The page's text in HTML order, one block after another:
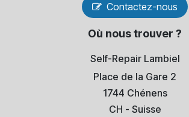
Contactez-nous
Où nous trouver ?
Self-Repair Lambiel
Place de la Gare 2
1744 Chénens
​CH - Suisse